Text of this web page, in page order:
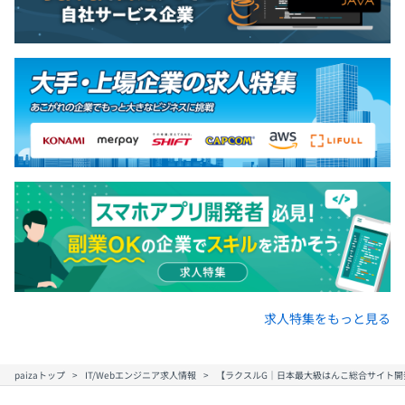
求人特集をもっと見る
paizaトップ IT/Webエンジニア求人情報 【ラクスルG｜日本最大級はんこ総合サイト